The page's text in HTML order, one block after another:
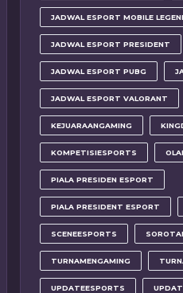
JADWAL ESPORT MOBILE
JADWAL ESPORT PRESIDENT
JADWAL ESPORT PUBG
JADWAL ESPORT VALORANT
KEJUARAANGAMING
KOMPETISIESPORTS
PIALA PRESIDEN ESPORT
PIALA PRESIDENT ESPORT
SCENEESPORTS
TURNAMENGAMING
UPDATEESPORTS